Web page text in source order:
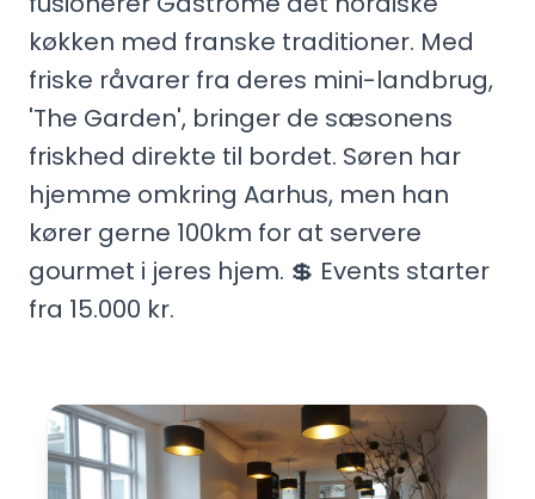
køkken med franske traditioner. Med
friske råvarer fra deres mini-landbrug,
'The Garden', bringer de sæsonens
friskhed direkte til bordet. Søren har
hjemme omkring Aarhus, men han
kører gerne 100km for at servere
gourmet i jeres hjem. 💲 Events starter
fra 15.000 kr.